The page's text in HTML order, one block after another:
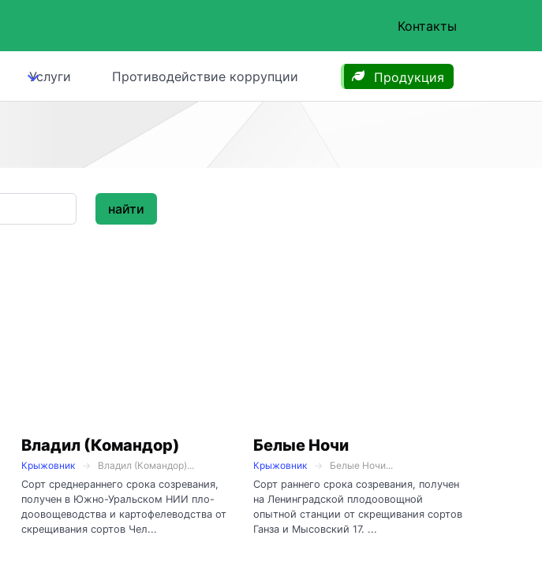
Контакты
Услуги Противодействие коррупции Продукция
найти
Владил (Командор)
Крыжовник
Владил (Командор)...
Сорт среднераннего срока созревания,
получен в Южно-Уральском НИИ пло-
доовощеводства и картофелеводства от
скрещивания сортов Чел...
Белые Ночи
Крыжовник
Белые Ночи...
Сорт раннего срока созревания, получен
на Ленинградской плодоовощной
опытной станции от скрещивания сортов
Ганза и Мысовский 17. ...